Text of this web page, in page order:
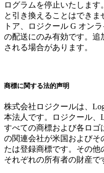
ログラムを停止いたしま
と引き換えることはでき
トア、ロジクール G オン
の配送にのみ有効です。追
される場合があります。
商標に関する法的声明
株式会社ロジクールは、
本法人です。ロジクール
すべての商標および各ロゴ
の関連会社が米国およびそ
たは登録商標です。その他
それぞれの所有者の財産で